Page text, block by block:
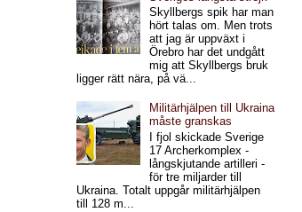
Skyllbergs spik har man
hört talas om. Men trots
att jag är uppväxt i
Örebro har det undgått
mig att Skyllbergs bruk
ligger rätt nära, på vä...
Militärhjälpen till Ukraina
måste granskas
I fjol skickade Sverige
17 Archerkomplex -
långskjutande artilleri -
för tre miljarder till
Ukraina. Totalt uppgår militärhjälpen
till 128 m...